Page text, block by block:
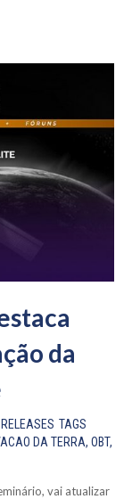
da
RELEASES TAGS
DA TERRA, OBT,
vai atualizar